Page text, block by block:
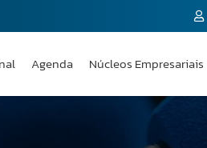
Agenda Núcleos Empresariais